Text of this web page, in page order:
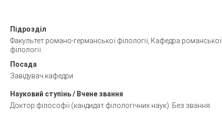
Підрозділ
Факультет романо-германської філології, Кафедра романської
філології
Посада
Завідувач кафедри
Науковий ступінь / Вчене звання
Доктор філософії (кандидат філологічних наук). Без звання.